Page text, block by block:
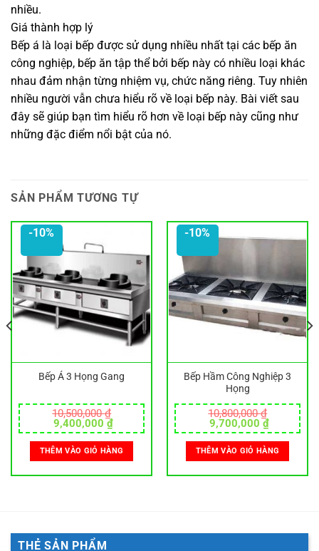
nhiều.
Giá thành hợp lý
Bếp á là loại bếp được sử dụng nhiều nhất tại các bếp ăn
công nghiệp, bếp ăn tập thể bởi bếp này có nhiều loại khác
nhau đảm nhận từng nhiệm vụ, chức năng riêng. Tuy nhiên
nhiều người vẫn chưa hiểu rõ về loại bếp này. Bài viết sau
đây sẽ giúp bạn tìm hiểu rõ hơn về loại bếp này cũng như
những đặc điểm nổi bật của nó.
SẢN PHẨM TƯƠNG TỰ
-10%
Bếp Á 3 Họng Gang
10,500,000₫
Giá
gốc
là:
10,500,000 ₫.
9,400,000 ₫Giá
hiện
tại
là:
9,400,000 ₫.
THÊM VÀO GIỎ HÀNG
-10%
Bếp Hầm Công Nghiệp 3
Họng
10,800,000₫
Giá
gốc
là:
10,800,000 ₫.
9,700,000 ₫Giá
hiện
tại
là:
THÊM VÀO GIỎ HÀNG
THẺ SẢN PHẨM